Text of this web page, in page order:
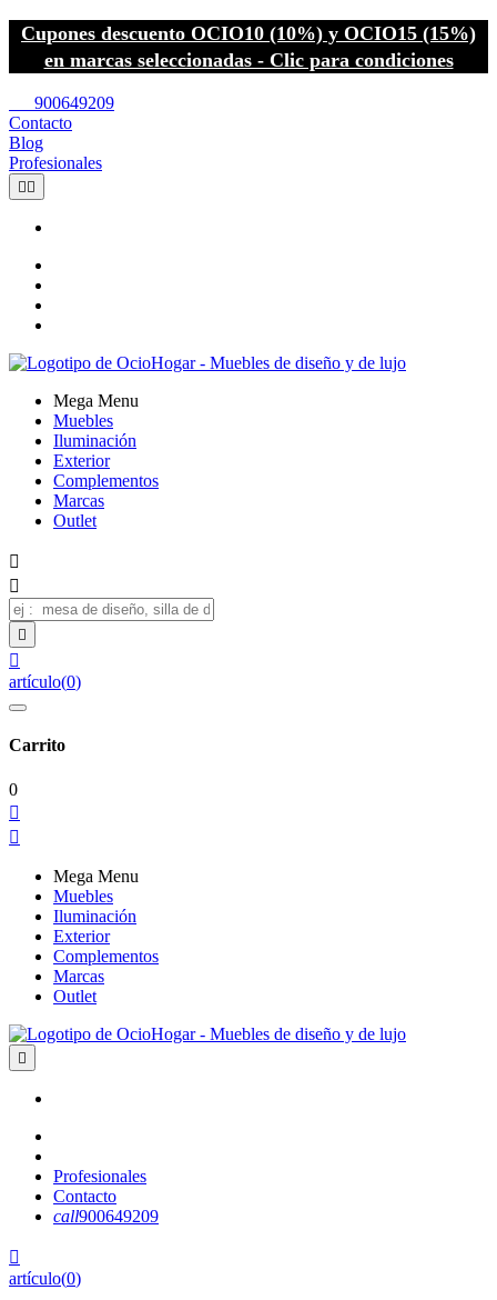
Cupones descuento OCIO10 (10%) y OCIO15 (15%)
en marcas seleccionadas - Clic para condiciones
900649209
Contacto
Blog
Profesionales
 
Mega Menu
Muebles
Iluminación
Exterior
Complementos
Marcas
Outlet




artículo(0)
Carrito
0


Mega Menu
Muebles
Iluminación
Exterior
Complementos
Marcas
Outlet

Profesionales
Contacto
call900649209

artículo(0)